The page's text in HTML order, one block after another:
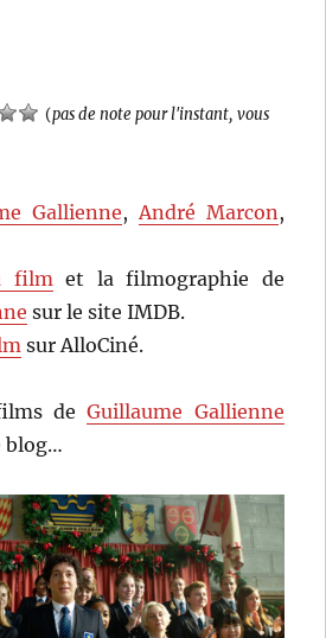
(pas de note pour l'instant, vous
Gallienne,André Marcon,
filmet la filmographie de
sur le site IMDB.
sur AlloCiné.
deGuillaume Gallienne
blog…